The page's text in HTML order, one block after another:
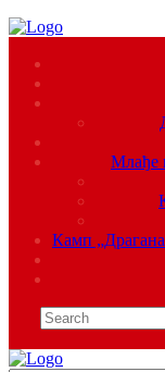
Млађе
Камп